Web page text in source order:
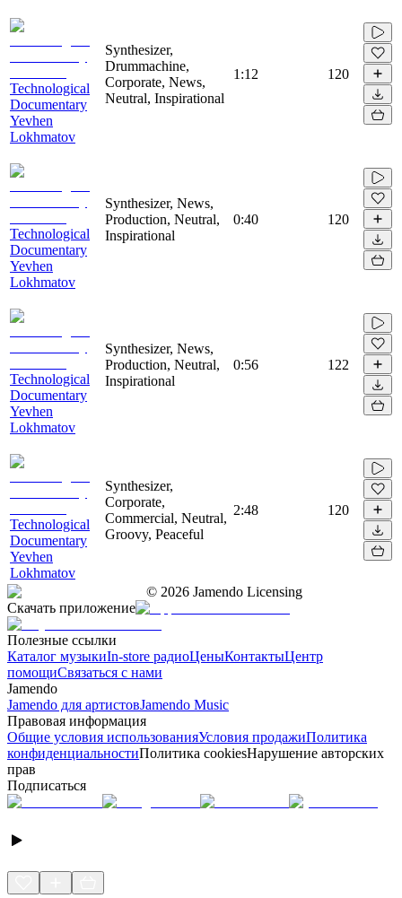
Technological
Documentary
Yevhen
Lokhmatov
Synthesizer,
Drummachine,
Corporate, News,
Neutral, Inspirational
1:12 120
Technological
Documentary
Yevhen
Lokhmatov
Synthesizer, News,
Production, Neutral,
Inspirational
0:40 120
Technological
Documentary
Yevhen
Lokhmatov
Synthesizer, News,
Production, Neutral,
Inspirational
0:56 122
Technological
Documentary
Yevhen
Lokhmatov
Synthesizer,
Corporate,
Commercial, Neutral,
Groovy, Peaceful
2:48 120
© 2026 Jamendo Licensing
Скачать приложение
Полезные ссылки
Каталог музыкиIn-store радиоЦеныКонтактыЦентр
помощиСвязаться с нами
Jamendo
Jamendo для артистовJamendo Music
Правовая информация
Общие условия использованияУсловия продажиПолитика
конфиденциальностиПолитика cookiesНарушение авторских
прав
Подписаться